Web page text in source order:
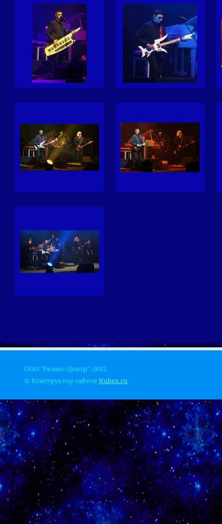
ООО "Релакс-Центр", 2012
© Конструктор сайтов Nubex.ru